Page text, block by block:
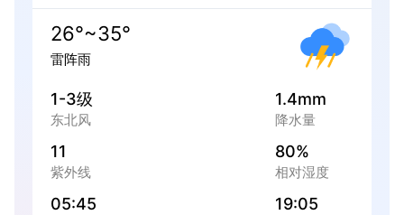
26°~35°
雷阵雨
1-3级
东北风
1.4mm
降水量
11
紫外线
80%
相对湿度
05:45 19:05